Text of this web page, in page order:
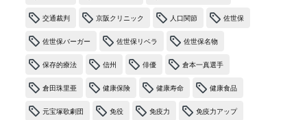
交通裁判 京阪クリニック 人口関節 佐世保
佐世保バーガー 佐世保リベラ 佐世保名物
保存的療法 信州 俳優 倉本一真選手
倉田珠里亜 健康保険 健康寿命 健康食品
元宝塚歌劇団 免役 免疫力 免疫力アップ